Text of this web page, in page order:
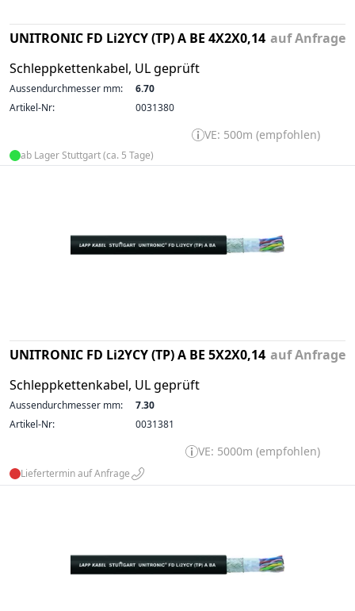
UNITRONIC FD Li2YCY (TP) A BE 4X2X0,14
Schleppkettenkabel, UL geprüft
auf Anfrage
Aussendurchmesser mm:
6.70
Artikel-Nr:
0031380
VE: 500m (empfohlen)
ab Lager Stuttgart (ca. 5 Tage)
UNITRONIC FD Li2YCY (TP) A BE 5X2X0,14
Schleppkettenkabel, UL geprüft
auf Anfrage
Aussendurchmesser mm:
7.30
Artikel-Nr:
0031381
VE: 5000m (empfohlen)
Liefertermin auf Anfrage